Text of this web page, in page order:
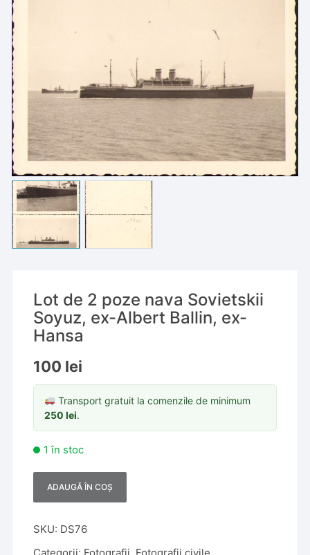
Lot de 2 poze nava Sovietskii
Soyuz, ex-Albert Ballin, ex-
Hansa
100 lei
Transport gratuit la comenzile de minimum
250lei.
1 în stoc
ADAUGĂ ÎN COȘ
t
SKU: DS76